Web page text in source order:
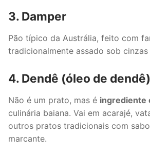
3. Damper
Pão típico da Austrália, feito com
tradicionalmente assado sob cinzas
4. Dendê (óleo de dendê)
Não é um prato, mas é ingrediente
culinária baiana. Vai em acarajé,
outros pratos tradicionais com
marcante.